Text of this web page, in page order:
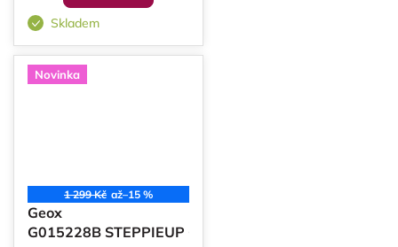
Skladem
Novinka
1 299 Kč až–15 %
Geox
G015228B STEPPIEUP GIRL